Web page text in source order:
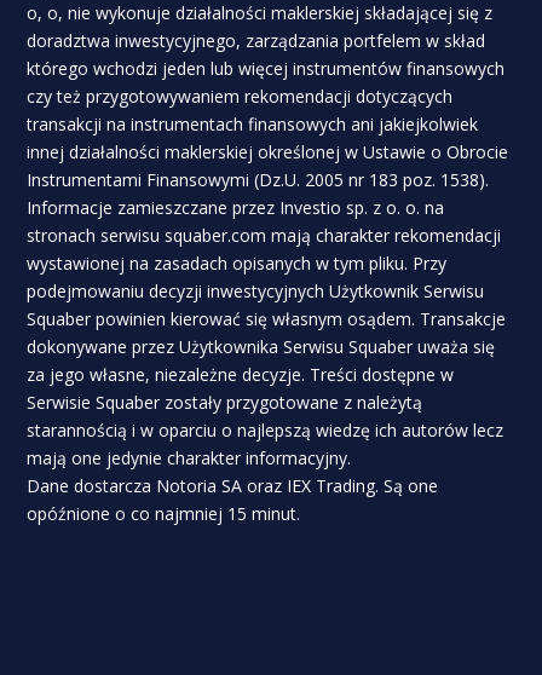
o, o, nie wykonuje działalności maklerskiej składającej się z
doradztwa inwestycyjnego, zarządzania portfelem w skład
którego wchodzi jeden lub więcej instrumentów finansowych
czy też przygotowywaniem rekomendacji dotyczących
transakcji na instrumentach finansowych ani jakiejkolwiek
innej działalności maklerskiej określonej w Ustawie o Obrocie
Instrumentami Finansowymi (Dz.U. 2005 nr 183 poz. 1538).
Informacje zamieszczane przez Investio sp. z o. o. na
stronach serwisu squaber.com mają charakter rekomendacji
wystawionej na zasadach opisanych w tym pliku. Przy
podejmowaniu decyzji inwestycyjnych Użytkownik Serwisu
Squaber powinien kierować się własnym osądem. Transakcje
dokonywane przez Użytkownika Serwisu Squaber uważa się
za jego własne, niezależne decyzje. Treści dostępne w
Serwisie Squaber zostały przygotowane z należytą
starannością i w oparciu o najlepszą wiedzę ich autorów lecz
mają one jedynie charakter informacyjny.
Dane dostarcza Notoria SA oraz IEX Trading. Są one
opóźnione o co najmniej 15 minut.